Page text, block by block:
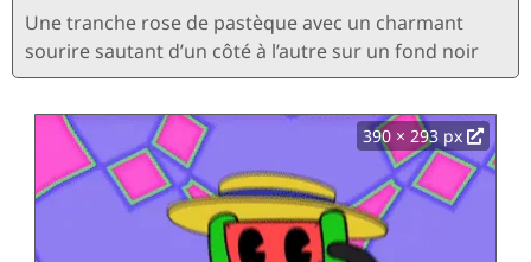
Une tranche rose de pastèque avec un charmant
sourire sautant d’un côté à l’autre sur un fond noir
390 × 293 px